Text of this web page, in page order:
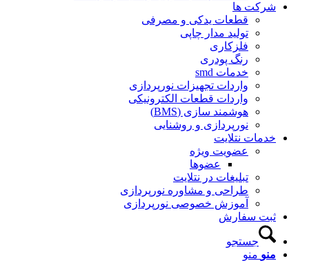
شرکت ها
قطعات یدکی و مصرفی
تولید مدار چاپی
فلزکاری
رنگ پودری
خدمات smd
واردات تجهیزات نورپردازی
واردات قطعات الکترونیکی
هوشمند سازی (BMS)
نورپردازی و روشنایی
خدمات نتلایت
عضویت ویژه
عضوها
تبلیغات در نتلایت
طراحی و مشاوره نورپردازی
آموزش خصوصی نورپردازی
ثبت سفارش
جستجو
منو منو